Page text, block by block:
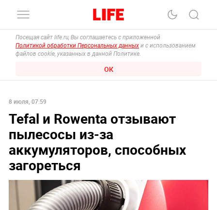
Посещая сайт life.ru, Вы соглашаетесь с приложенной
Политикой обработки Персональных данных и с использованием
файлов cookie, указанных в данной Политике.
ОК
8 июля, 07:59
Tefal и Rowenta отзывают
пылесосы из-за
аккумуляторов, способных
загореться